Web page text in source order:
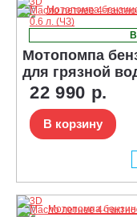
Мотопомпа
для грязной
22 990 р.
В корзину